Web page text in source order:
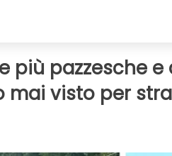
più pazzesche
mai visto per